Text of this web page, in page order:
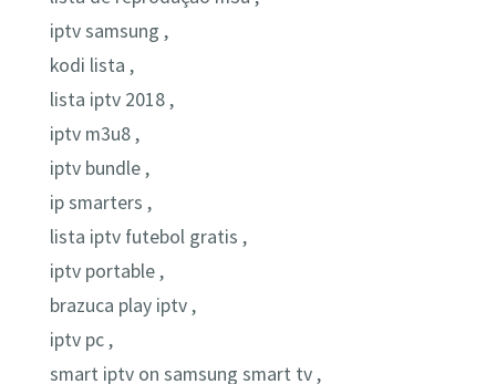
iptv samsung ,
kodi lista ,
lista iptv 2018 ,
iptv m3u8 ,
iptv bundle ,
ip smarters ,
lista iptv futebol gratis ,
iptv portable ,
brazuca play iptv ,
iptv pc ,
smart iptv on samsung smart tv ,